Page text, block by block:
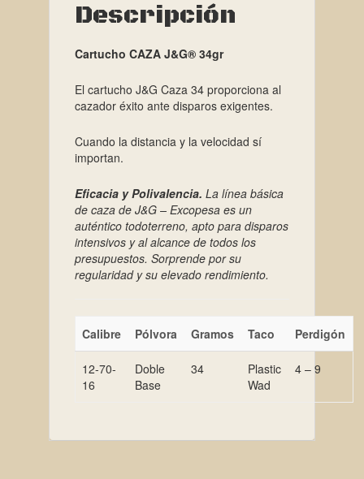
Descripción
Cartucho CAZA J&G® 34gr
El cartucho J&G Caza 34 proporciona al
cazador éxito ante disparos exigentes.
Cuando la distancia y la velocidad sí
importan.
Eficacia y Polivalencia. La línea básica
de caza de J&G – Excopesa es un
auténtico todoterreno, apto para disparos
intensivos y al alcance de todos los
presupuestos. Sorprende por su
regularidad y su elevado rendimiento.
Calibre Pólvora Gramos Taco Perdigón
12-70-
16
Doble
Base
34
Plastic
Wad
4 – 9